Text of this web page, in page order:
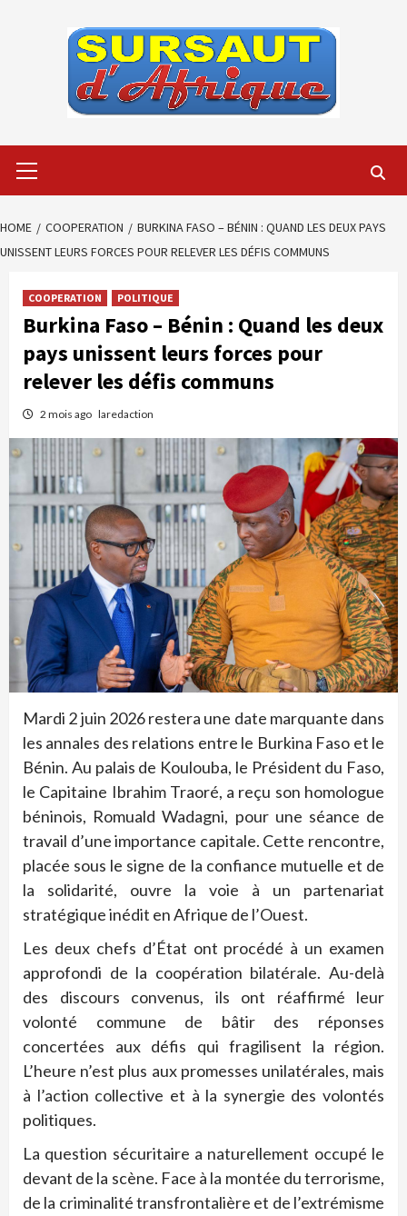
Menu
HOME COOPERATION
BURKINA FASO – BÉNIN : QUAND LES DEUX PAYS
UNISSENT LEURS FORCES POUR RELEVER LES DÉFIS COMMUNS
COOPERATION POLITIQUE
Burkina Faso – Bénin : Quand les deux
pays unissent leurs forces pour
relever les défis communs
2 mois ago laredaction
Mardi 2 juin 2026 restera une date marquante dans
les annales des relations entre le Burkina Faso et le
Bénin. Au palais de Koulouba, le Président du Faso,
le Capitaine Ibrahim Traoré, a reçu son homologue
béninois, Romuald Wadagni, pour une séance de
travail d’une importance capitale. Cette rencontre,
placée sous le signe de la confiance mutuelle et de
la solidarité, ouvre la voie à un partenariat
stratégique inédit en Afrique de l’Ouest.
Les deux chefs d’État ont procédé à un examen
approfondi de la coopération bilatérale. Au-delà
des discours convenus, ils ont réaffirmé leur
volonté commune de bâtir des réponses
concertées aux défis qui fragilisent la région.
L’heure n’est plus aux promesses unilatérales, mais
à l’action collective et à la synergie des volontés
politiques.
La question sécuritaire a naturellement occupé le
devant de la scène. Face à la montée du terrorisme,
de la criminalité transfrontalière et de l’extrémisme